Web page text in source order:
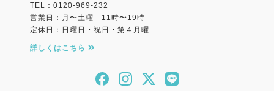
TEL：0120-969-232
営業日：月〜土曜 11時〜19時
定休日：日曜日・祝日・第４月曜
詳しくはこちら